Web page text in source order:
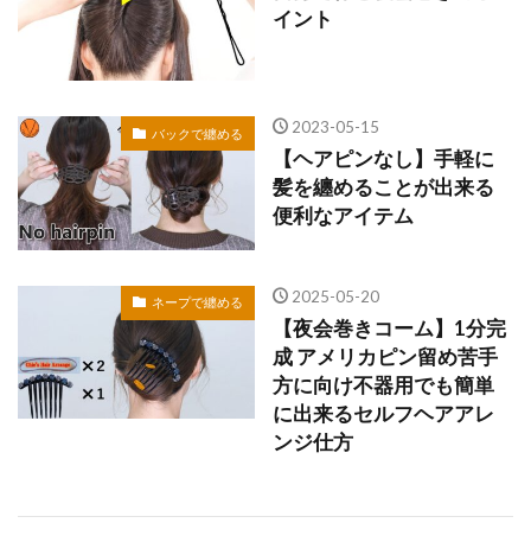
イント
バックで纏める 2023-05-15
【ヘアピンなし】手軽に
髪を纏めることが出来る
便利なアイテム
ネープで纏める 2025-05-20
【夜会巻きコーム】1分完
成 アメリカピン留め苦手
方に向け不器用でも簡単
に出来るセルフヘアアレ
ンジ仕方